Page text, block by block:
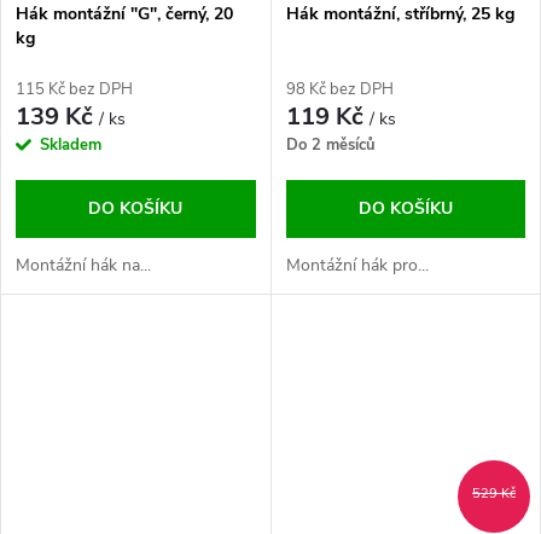
Hák montážní "G", černý, 20
kg
115 Kč bez DPH
139 Kč/ ks
Skladem
DO KOŠÍKU
Montážní hák na...
Hák montážní, stříbrný, 25 kg
98 Kč bez DPH
119 Kč/ ks
Do 2 měsíců
DO KOŠÍKU
Montážní hák pro...
529 Kč